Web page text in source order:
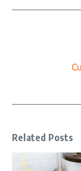
Related Posts